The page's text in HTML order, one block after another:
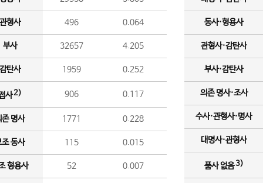
형사 496 0.064
부사 32657 4.205
탄사 1959 0.252
사2) 906 0.117
존 명사 1771 0.228
조 동사 115 0.015
형용사 52 0.007
동사·형용사
관형사·감탄사
부사·감탄사
의존 명사·조사
수사·관형사·명사
대명사·관형사
품사 없음3)